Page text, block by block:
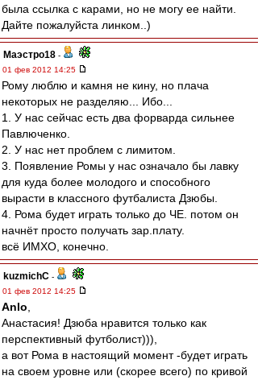
была ссылка с карами, но не могу ее найти.
Дайте пожалуйста линком..)
Маэстро18 -
01 фев 2012 14:25
Рому люблю и камня не кину, но плача
некоторых не разделяю... Ибо...
1. У нас сейчас есть два форварда сильнее
Павлюченко.
2. У нас нет проблем с лимитом.
3. Появление Ромы у нас означало бы лавку
для куда более молодого и способного
вырасти в классного футбалиста Дзюбы.
4. Рома будет играть только до ЧЕ. потом он
начнёт просто получать зар.плату.
всё ИМХО, конечно.
kuzmichC -
01 фев 2012 14:25
Anlo
Анастасия! Дзюба нравится только как
перспективный футболист))),
а вот Рома в настоящий момент -будет играть
на своем уровне или (скорее всего) по кривой